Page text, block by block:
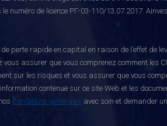
le numéro de licence РГ-03-110/13.07.2017.
perte rapide en capital en raison de l’effet de
vous assurer que vous comprenez comment les
sur les risques et vous assurer que vous
contenue sur ce site Web et les
Conditions générales avec soin et demander